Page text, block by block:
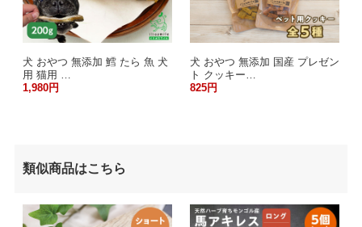
犬 おやつ 無添加 鱈 たら 魚 犬
用 猫用 …
1,980円
犬 おやつ 無添加 国産 プレゼン
ト クッキー…
825円
類似商品はこちら